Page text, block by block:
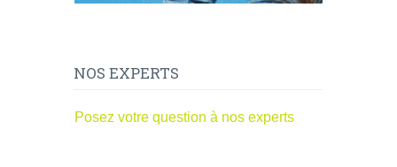
NOS EXPERTS
Posez votre question à nos experts